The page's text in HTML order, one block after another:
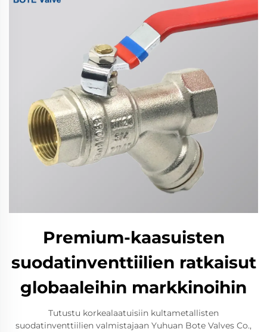
Premium-kaasuisten
suodatinventtiilien ratkaisut
globaaleihin markkinoihin
Tutustu korkealaatuisiin kultametallisten
suodatinventtiilien valmistajaan Yuhuan Bote Valves Co.,